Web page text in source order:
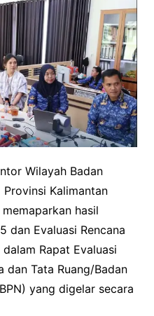
Wilayah Badan
Provinsi Kalimantan
hasil
dan Evaluasi Rencana
Rapat Evaluasi
dan Tata Ruang/Badan
yang digelar secara